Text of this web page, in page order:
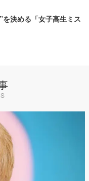
決める「女子高生ミス